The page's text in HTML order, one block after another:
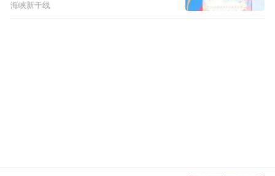
海峡新干线